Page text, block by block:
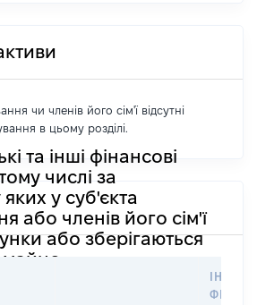
чи членів його сім'ї відсутні
в цьому розділі.
та інші фінансові
числі за
у суб'єкта
або членів його сім'ї
або зберігаються
майно